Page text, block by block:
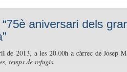
aniversari dels
de 2013, a les 20.00h a càrrec de Josep
temps de refugis.